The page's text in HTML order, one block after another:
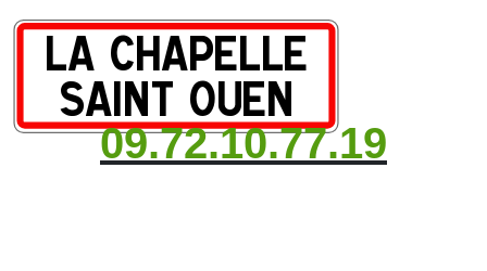
09.72.10.77.19